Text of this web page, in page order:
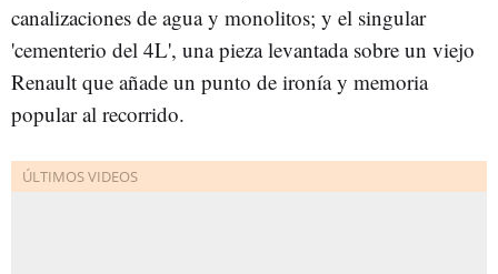
canalizaciones de agua y monolitos; y el singular
'cementerio del 4L', una pieza levantada sobre un viejo
Renault que añade un punto de ironía y memoria
popular al recorrido.